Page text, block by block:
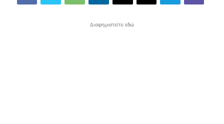
Διαφημιστείτε εδώ